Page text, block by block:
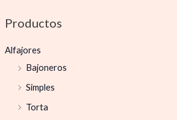
Productos
Alfajores
Bajoneros
Simples
Torta